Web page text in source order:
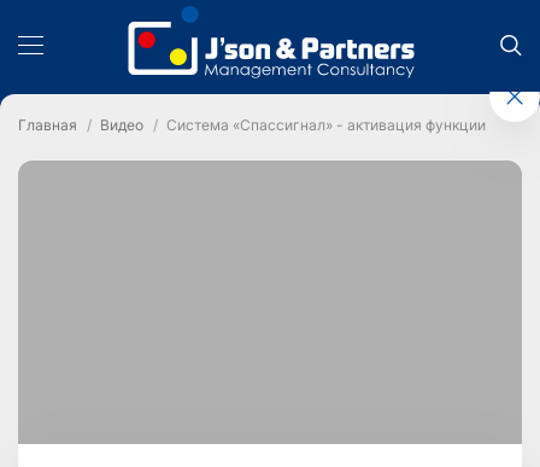
Главная Видео Система «Спассигнал» - активация функции